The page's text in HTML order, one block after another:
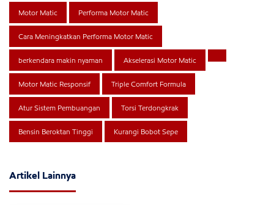
Motor Matic Performa Motor Matic
Cara Meningkatkan Performa Motor Matic
berkendara makin nyaman Akselerasi Motor Matic
Motor Matic Responsif Triple Comfort Formula
Atur Sistem Pembuangan Torsi Terdongkrak
Bensin Beroktan Tinggi Kurangi Bobot Sepe
Artikel Lainnya